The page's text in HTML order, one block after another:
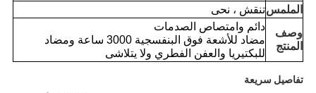
الملمستنقش ، نحى
وصف
المنتج
دائم وامتصاص الصدمات
مضاد للأشعة فوق البنفسجية 3000 ساعة ومضاد
للبكتيريا والعفن الفطري ولا يتلاشى
تفاصيل سريعة